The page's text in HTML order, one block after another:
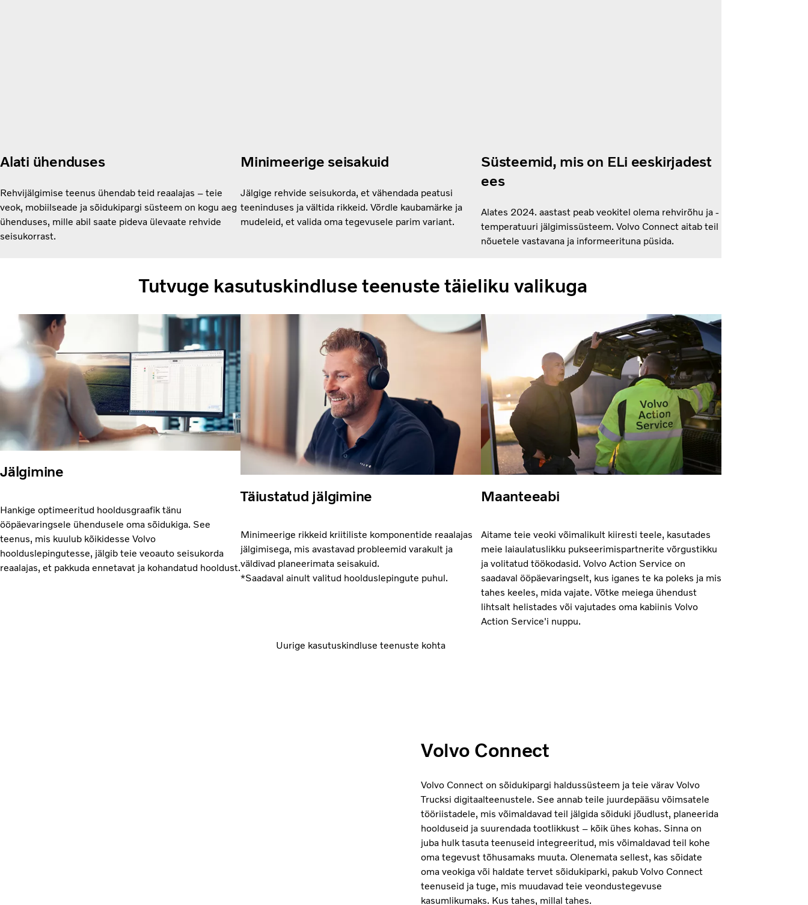
Alati ühenduses
Rehvijälgimise teenus ühendab teid reaalajas – teie
veok, mobiilseade ja sõidukipargi süsteem on kogu aeg
ühenduses, mille abil saate pideva ülevaate rehvide
seisukorrast.
Minimeerige seisakuid
Jälgige rehvide seisukorda, et vähendada peatusi
teeninduses ja vältida rikkeid. Võrdle kaubamärke ja
mudeleid, et valida oma tegevusele parim variant.
Süsteemid, mis on ELi eeskirjadest
ees
Alates 2024. aastast peab veokitel olema rehvirõhu ja -
temperatuuri jälgimissüsteem. Volvo Connect aitab teil
nõuetele vastavana ja informeerituna püsida.
Tutvuge kasutuskindluse teenuste täieliku valikuga
Jälgimine
Hankige optimeeritud hooldusgraafik tänu
ööpäevaringsele ühendusele oma sõidukiga. See
teenus, mis kuulub kõikidesse Volvo
hoolduslepingutesse, jälgib teie veoauto seisukorda
reaalajas, et pakkuda ennetavat ja kohandatud hooldust.
Täiustatud jälgimine
Minimeerige rikkeid kriitiliste komponentide reaalajas
jälgimisega, mis avastavad probleemid varakult ja
väldivad planeerimata seisakuid.
*Saadaval ainult valitud hoolduslepingute puhul.
Maanteeabi
Aitame teie veoki võimalikult kiiresti teele, kasutades
meie laiaulatuslikku pukseerimispartnerite võrgustikku
ja volitatud töökodasid. Volvo Action Service on
saadaval ööpäevaringselt, kus iganes te ka poleks ja mis
tahes keeles, mida vajate. Võtke meiega ühendust
lihtsalt helistades või vajutades oma kabiinis Volvo
Action Service'i nuppu.
Uurige kasutuskindluse teenuste kohta
Volvo Connect
Volvo Connect on sõidukipargi haldussüsteem ja teie värav Volvo
Trucksi digitaalteenustele. See annab teile juurdepääsu võimsatele
tööriistadele, mis võimaldavad teil jälgida sõiduki jõudlust, planeerida
hoolduseid ja suurendada tootlikkust – kõik ühes kohas. Sinna on
juba hulk tasuta teenuseid integreeritud, mis võimaldavad teil kohe
oma tegevust tõhusamaks muuta. Olenemata sellest, kas sõidate
oma veokiga või haldate tervet sõidukiparki, pakub Volvo Connect
teenuseid ja tuge, mis muudavad teie veondustegevuse
kasumlikumaks. Kus tahes, millal tahes.